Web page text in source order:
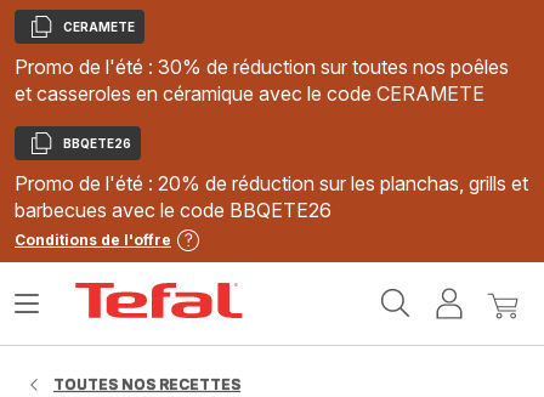
Copier
CERAMETE
Promo de l'été : 30% de réduction sur toutes nos poêles
et casseroles en céramique avec le code CERAMETE
Copier
BBQETE26
Promo de l'été : 20% de réduction sur les planchas, grills et
barbecues avec le code BBQETE26
Conditions de l'offre
MonMon
Ouvrir
TOUTES NOS RECETTES